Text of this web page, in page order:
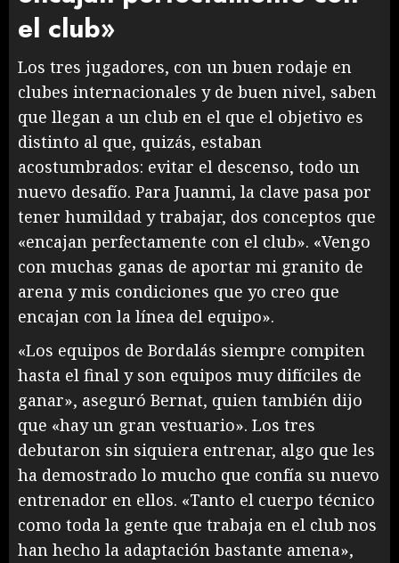
el club»
Los tres jugadores, con un buen rodaje en
clubes internacionales y de buen nivel, saben
que llegan a un club en el que el objetivo es
distinto al que, quizás, estaban
acostumbrados: evitar el descenso, todo un
nuevo desafío. Para Juanmi, la clave pasa por
tener humildad y trabajar, dos conceptos que
«encajan perfectamente con el club». «Vengo
con muchas ganas de aportar mi granito de
arena y mis condiciones que yo creo que
encajan con la línea del equipo».
«Los equipos de Bordalás siempre compiten
hasta el final y son equipos muy difíciles de
ganar», aseguró Bernat, quien también dijo
que «hay un gran vestuario». Los tres
debutaron sin siquiera entrenar, algo que les
ha demostrado lo mucho que confía su nuevo
entrenador en ellos. «Tanto el cuerpo técnico
como toda la gente que trabaja en el club nos
han hecho la adaptación bastante amena»,